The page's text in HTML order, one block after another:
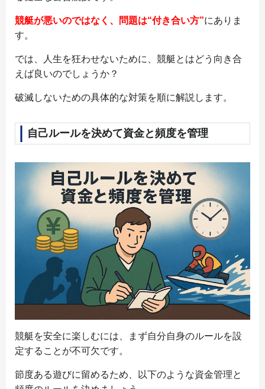
競艇が悪いのではなく、問題は“付き合い方”にありま
す。
では、人生を狂わせないために、競艇とはどう向き合
えば良いのでしょうか？
破滅しないための具体的な対策を順に解説します。
自己ルールを決めて資金と頻度を管理
競艇を安全に楽しむには、まず自分自身のルールを設
定することが不可欠です。
節度ある遊びに留めるため、以下のような資金管理と